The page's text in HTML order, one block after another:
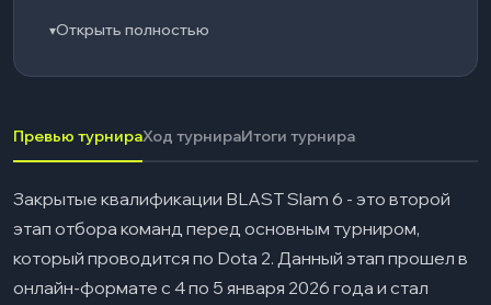
1/4 финала — 04.01.2026
04
Команды, прошедшие закрытые
квалификации BLAST Slam 6
▾Открыть полностью
Превью турнираХод турнираИтоги турнира
Закрытые квалификации BLAST Slam 6 - это второй
этап отбора команд перед основным турниром,
который проводится по Dota 2. Данный этап прошел в
онлайн-формате с 4 по 5 января 2026 года и стал